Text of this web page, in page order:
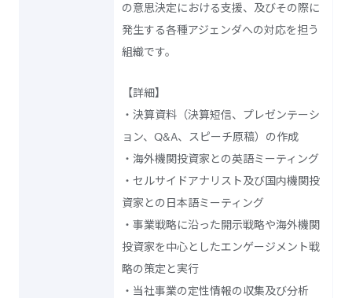
の意思決定における支援、及びその際に
発生する各種アジェンダへの対応を担う
組織です。
【詳細】
・決算資料（決算短信、プレゼンテーシ
ョン、Q&A、スピーチ原稿）の作成
・海外機関投資家との英語ミーティング
・セルサイドアナリスト及び国内機関投
資家との日本語ミーティング
・事業戦略に沿った開示戦略や海外機関
投資家を中心としたエンゲージメント戦
略の策定と実行
・当社事業の定性情報の収集及び分析